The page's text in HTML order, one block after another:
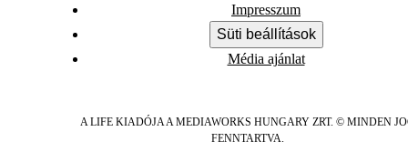
Impresszum
Süti beállítások
Média ajánlat
A LIFE KIADÓJA A MEDIAWORKS HUNGARY ZRT. © MINDEN
FENNTARTVA.